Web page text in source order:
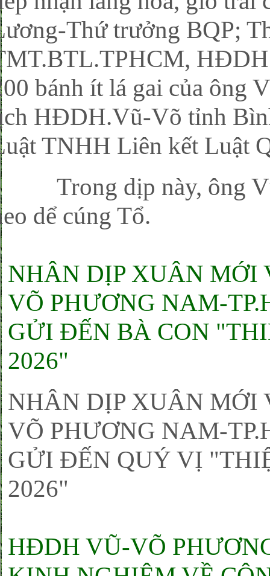
Thứ trưởng BQP;
bánh ít lá gai của ông
HĐDH.Vũ-Võ tỉnh
TNHH Liên kết Luật
dịp này, ông Vũ
dể cúng Tổ.
NHÂN DỊP XUÂN MỚI
VÕ PHƯƠNG NAM-
GỬI ĐẾN BÀ CON
2026"
NHÂN DỊP XUÂN MỚI
VÕ PHƯƠNG NAM-
GỬI ĐẾN QUÝ VỊ
2026"
HĐDH VŨ-VÕ